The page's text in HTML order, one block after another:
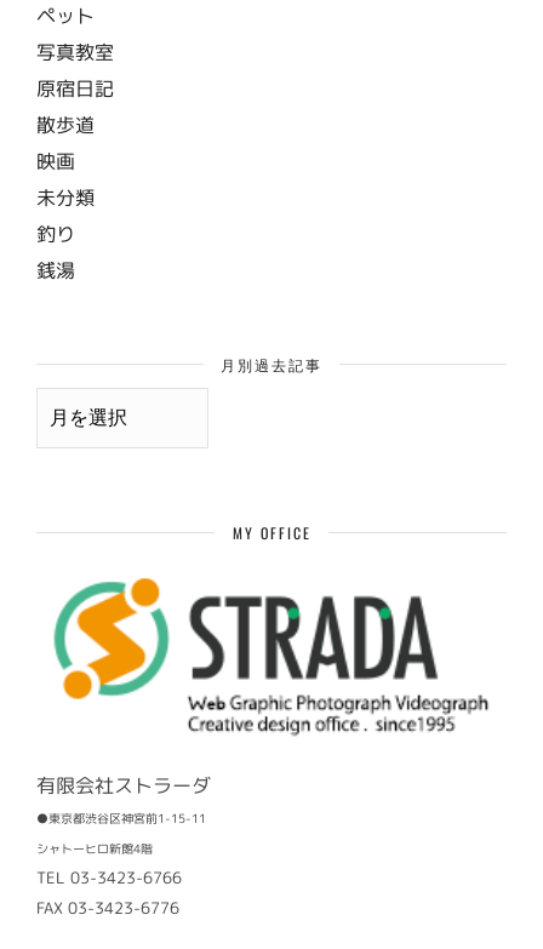
ペット
写真教室
原宿日記
散歩道
映画
未分類
釣り
銭湯
月別過去記事
月
MY OFFICE
有限会社ストラーダ
●東京都渋谷区神宮前1-15-11
シャトーヒロ新館4階
TEL 03-3423-6766
FAX 03-3423-6776